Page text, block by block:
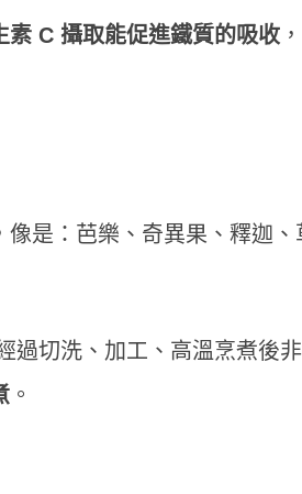
素 C 攝取能促進鐵質的吸收
像是：芭樂、奇異果、釋迦
過切洗、加工、高溫烹煮後
。